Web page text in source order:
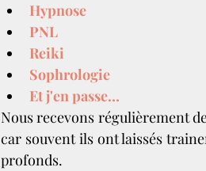
Hypnose
PNL
Reiki
Sophrologie
Et j'en passe…
Nous recevons régulièrement
car souvent ils ont laissés
profonds.